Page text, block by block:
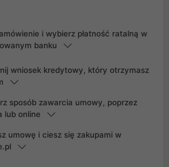
i wybierz płatność ratalną w
banku
wniosek kredytowy, który otrzymasz
sposób zawarcia umowy, poprzez
lub online
umowę i ciesz się zakupami w